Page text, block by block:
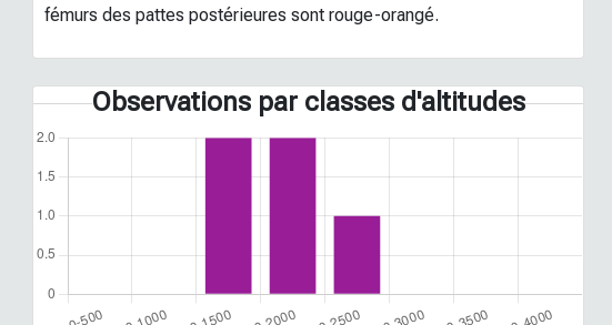
fémurs des pattes postérieures sont rouge-orangé.
Observations par classes d'altitudes